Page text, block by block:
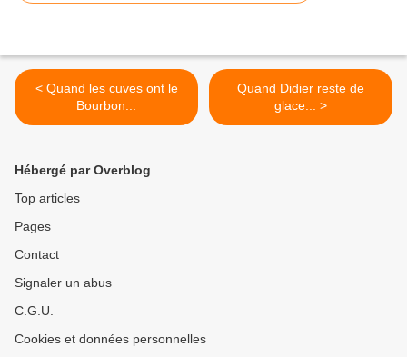
< Quand les cuves ont le
Bourbon...
Quand Didier reste de
glace... >
Hébergé par Overblog
Top articles
Pages
Contact
Signaler un abus
C.G.U.
Cookies et données personnelles